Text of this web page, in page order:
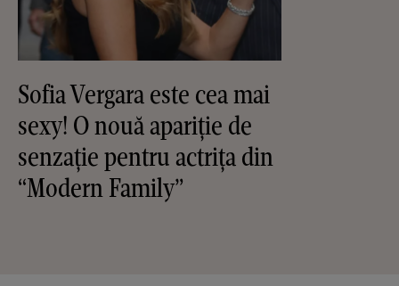
Sofia Vergara este cea mai
sexy! O nouă apariţie de
senzaţie pentru actriţa din
“Modern Family”